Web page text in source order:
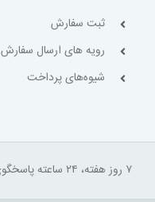
ثبت سفارش
رویه های ارسال سفارش
شیوه‌های پرداخت
۷ روز هفته، ۲۴ ساعته پاسخگوی شما هستیم.